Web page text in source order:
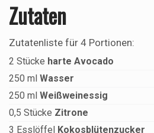
Zutaten
Zutatenliste für 4 Portionen:
2 Stücke harte Avocado
250 ml Wasser
250 ml Weißweinessig
0,5 Stücke Zitrone
3 Esslöffel
Kokosblütenzucker